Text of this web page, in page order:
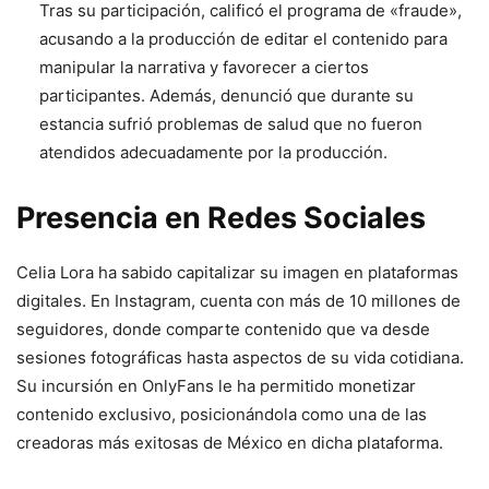
Tras su participación, calificó el programa de «fraude»,
acusando a la producción de editar el contenido para
manipular la narrativa y favorecer a ciertos
participantes. Además, denunció que durante su
estancia sufrió problemas de salud que no fueron
atendidos adecuadamente por la producción.
Presencia en Redes Sociales
Celia Lora ha sabido capitalizar su imagen en plataformas
digitales. En Instagram, cuenta con más de 10 millones de
seguidores, donde comparte contenido que va desde
sesiones fotográficas hasta aspectos de su vida cotidiana.
Su incursión en OnlyFans le ha permitido monetizar
contenido exclusivo, posicionándola como una de las
creadoras más exitosas de México en dicha plataforma.